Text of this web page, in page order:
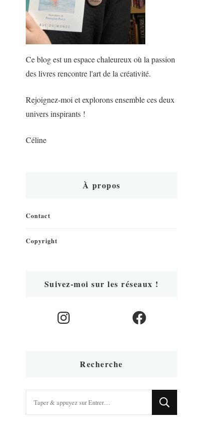
Ce blog est un espace chaleureux où la passion
des livres rencontre l'art de la créativité.
Rejoignez-moi et explorons ensemble ces deux
univers inspirants !
Céline
À propos
Contact
Copyright
Suivez-moi sur les réseaux !
Instagram Facebook
Recherche